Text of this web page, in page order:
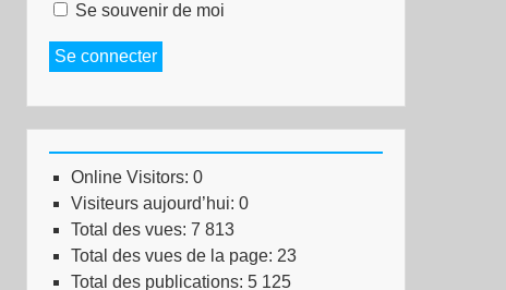
Se souvenir de moi
Se connecter
Online Visitors: 0
Visiteurs aujourd’hui: 0
Total des vues: 7 813
Total des vues de la page: 23
Total des publications: 5 125